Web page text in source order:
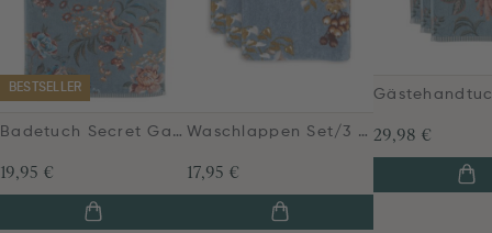
BESTSELLER
Badetuch Secret Garden Blau 55x100cm
19,95 €
Waschlappen Set/3 Secret Garden Blau 16x22cm
17,95 €
29,98 €